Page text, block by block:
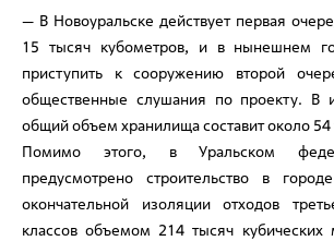
— В Новоуральске действует первая
15 тысяч кубометров, и в нынешнем
приступить к сооружению второй
общественные слушания по проекту. В
общий объем хранилища составит около
Помимо этого, в Уральском
предусмотрено строительство в
окончательной изоляции отходов
классов объемом 214 тысяч кубических